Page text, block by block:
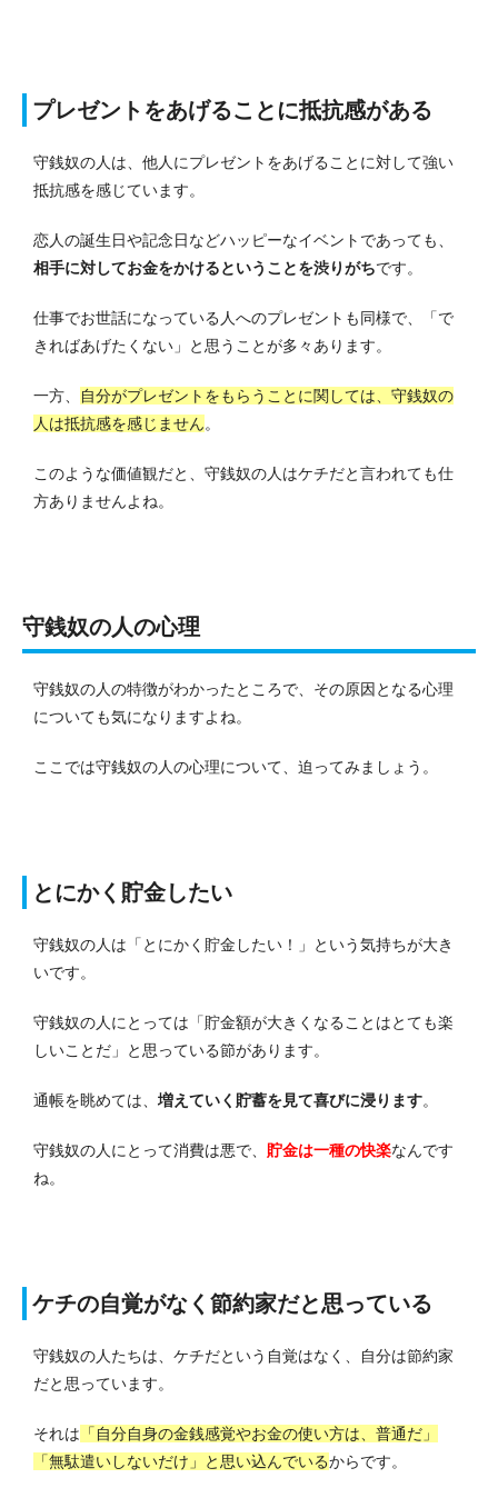
プレゼントをあげることに抵抗感がある
守銭奴の人は、他人にプレゼントをあげることに対して強い
抵抗感を感じています。
恋人の誕生日や記念日などハッピーなイベントであっても、
相手に対してお金をかけるということを渋りがちです。
仕事でお世話になっている人へのプレゼントも同様で、「で
きればあげたくない」と思うことが多々あります。
一方、
自分がプレゼントをもらうことに関しては、守銭奴の
人は抵抗感を感じません。
このような価値観だと、守銭奴の人はケチだと言われても仕
方ありませんよね。
守銭奴の人の心理
守銭奴の人の特徴がわかったところで、その原因となる心理
についても気になりますよね。
ここでは守銭奴の人の心理について、迫ってみましょう。
とにかく貯金したい
守銭奴の人は「とにかく貯金したい！」という気持ちが大き
いです。
守銭奴の人にとっては「貯金額が大きくなることはとても楽
しいことだ」と思っている節があります。
通帳を眺めては、 増えていく貯蓄を見て喜びに浸ります。
守銭奴の人にとって消費は悪で、 貯金は一種の快楽なんです
ね。
ケチの自覚がなく節約家だと思っている
守銭奴の人たちは、ケチだという自覚はなく、自分は節約家
だと思っています。
それは 「自分自身の金銭感覚やお金の使い方は、普通だ」
「無駄遣いしないだけ」と思い込んでいるからです。